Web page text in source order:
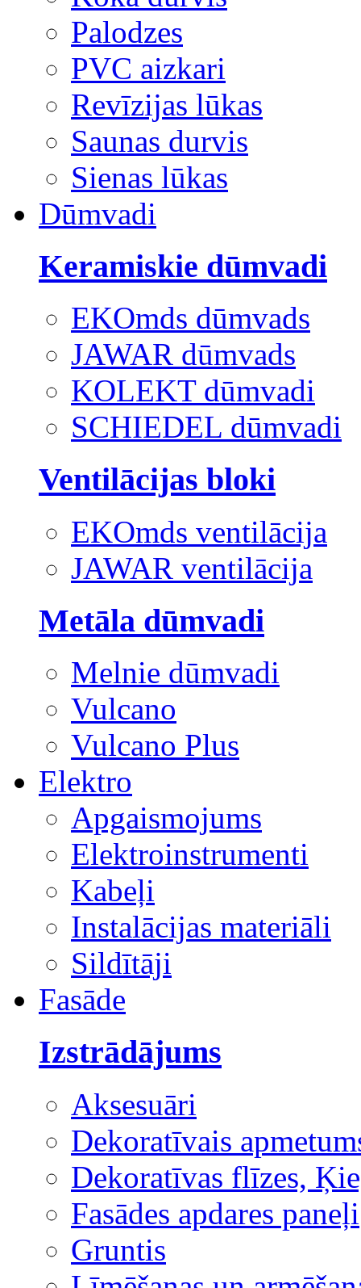
Palodzes
PVC aizkari
Revīzijas lūkas
Saunas durvis
Sienas lūkas
Dūmvadi
Keramiskie dūmvadi
EKOmds dūmvads
JAWAR dūmvads
KOLEKT dūmvadi
SCHIEDEL dūmvadi
Ventilācijas bloki
EKOmds ventilācija
JAWAR ventilācija
Metāla dūmvadi
Melnie dūmvadi
Vulcano
Vulcano Plus
Elektro
Apgaismojums
Elektroinstrumenti
Kabeļi
Instalācijas materiāli
Sildītāji
Fasāde
Izstrādājums
Aksesuāri
Dekoratīvais
Dekoratīvas flīzes,
Fasādes apdares paneļi
Gruntis